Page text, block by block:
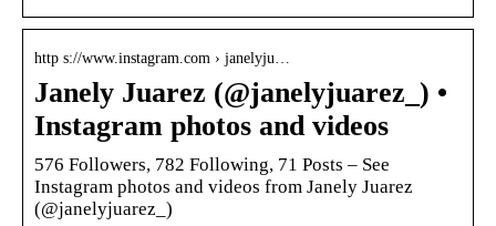
http s://www.instagram.com › janelyju…
Janely Juarez (@janelyjuarez_) •
Instagram photos and videos
576 Followers, 782 Following, 71 Posts – See
Instagram photos and videos from Janely Juarez
(@janelyjuarez_)